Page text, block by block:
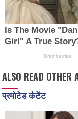
ALSO READ OTHER